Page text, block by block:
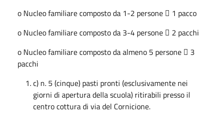
o Nucleo familiare composto da 1-2 persone  1 pacco
o Nucleo familiare composto da 3-4 persone  2 pacchi
o Nucleo familiare composto da almeno 5 persone  3
pacchi
c) n. 5 (cinque) pasti pronti (esclusivamente nei
giorni di apertura della scuola) ritirabili presso il
centro cottura di via del Cornicione.